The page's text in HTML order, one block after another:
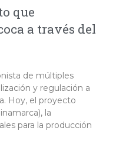
que
a través del
de múltiples
y regulación a
Hoy, el proyecto
la
para la producción